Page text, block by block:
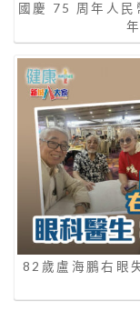
國慶 75 周年人民
82歲盧海鵬右眼